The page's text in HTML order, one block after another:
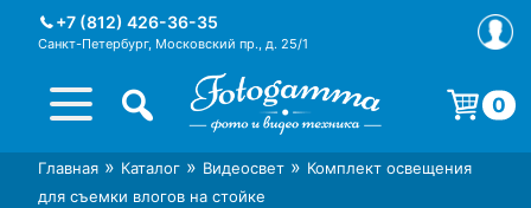
+7 (812) 426-36-35
Санкт-Петербург, Московский пр., д. 25/1
Интернет-магазин фототехники
Магазин фотоаксессуаров foto-
0
Корзина пуста.
Главная » Каталог » Видеосвет » Комплект освещения
для съемки влогов на стойке